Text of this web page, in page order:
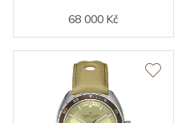
68 000 Kč